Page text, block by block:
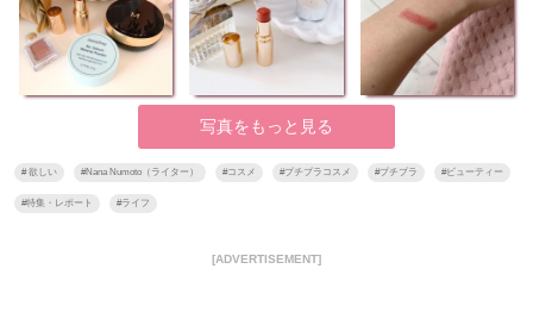
写真をもっと見る
#欲しい #Nana Numoto（ライター） #コスメ #プチプラコスメ #プチプラ #ビューティー
#特集・レポート #ライフ
[ADVERTISEMENT]